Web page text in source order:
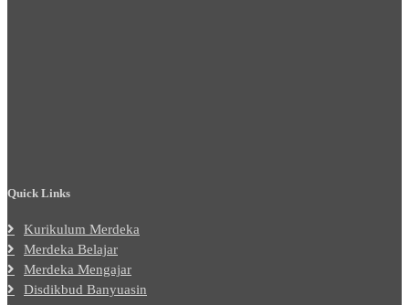
Quick Links
Kurikulum Merdeka
Merdeka Belajar
Merdeka Mengajar
Disdikbud Banyuasin